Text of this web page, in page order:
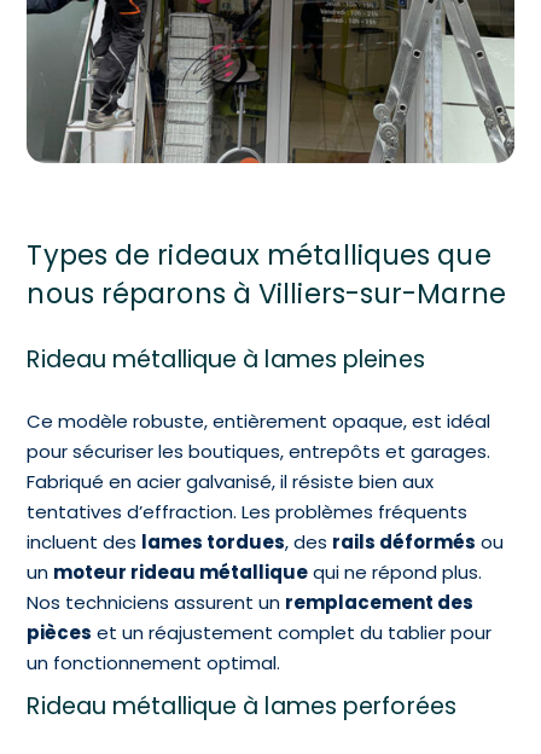
Types de rideaux métalliques que
nous réparons à Villiers-sur-Marne
Rideau métallique à lames pleines
Ce modèle robuste, entièrement opaque, est idéal
pour sécuriser les boutiques, entrepôts et garages.
Fabriqué en acier galvanisé, il résiste bien aux
tentatives d’effraction. Les problèmes fréquents
incluent des lames tordues, des rails déformés ou
un moteur rideau métalliquequi ne répond plus.
Nos techniciens assurent un remplacement des
pièces et un réajustement complet du tablier pour
un fonctionnement optimal.
Rideau métallique à lames perforées